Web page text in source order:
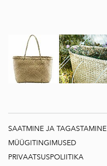
SAATMINE JA TAGASTAMINE
MÜÜGITINGIMUSED
PRIVAATSUSPOLIITIKA